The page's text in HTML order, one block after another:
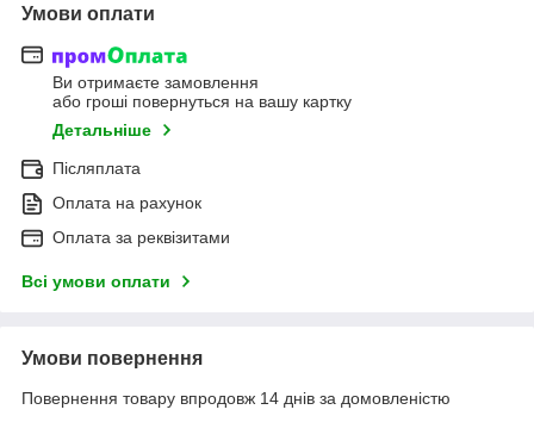
Умови оплати
Ви отримаєте замовлення
або гроші повернуться на вашу картку
Детальніше
Післяплата
Оплата на рахунок
Оплата за реквізитами
Всі умови оплати
Умови повернення
Повернення товару впродовж 14 днів за домовленістю